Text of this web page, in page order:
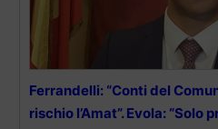
Ferrandelli: “Conti del
rischio l’Amat”. Evola: “Solo